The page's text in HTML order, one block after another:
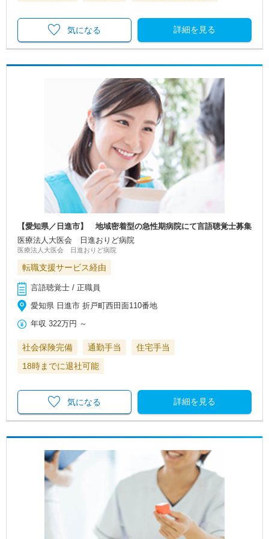
詳細を見る
気になる
【愛知県／日進市】 地域密着型の急性期病院にて言語聴覚士募集
医療法人大医会 日進おりど病院
医療法人大医会 日進おりど病院
転職支援サービス経由
言語聴覚士 / 正職員
愛知県 日進市 折戸町西田面110番地
年収 322万円 ～
社会保険完備 通勤手当
住宅手当
18時までに退社可能
詳細を見る
気になる